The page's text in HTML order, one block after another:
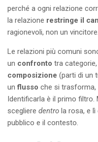
perché a ogni relazione
la relazione restringe il
ragionevoli, non un vincitore.
Le relazioni più comuni
un confronto tra categorie,
composizione (parti di un
unflusso che si trasforma,
Identificarla è il primo filtro.
scegliere dentro la rosa, e
pubblico e il contesto.